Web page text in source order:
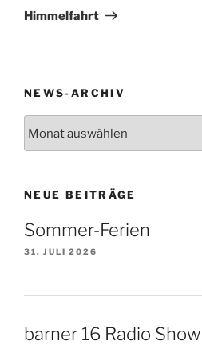
Beitrag
Himmelfahrt
NEWS-ARCHIV
NEUE BEITRÄGE
Sommer-Ferien
31. JULI 2026
barner 16 Radio Show